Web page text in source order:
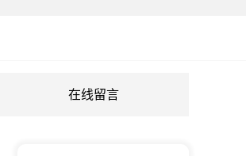
在线留言